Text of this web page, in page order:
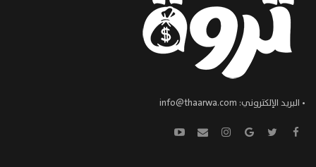
• البريد الإلكتروني: info@thaarwa.com